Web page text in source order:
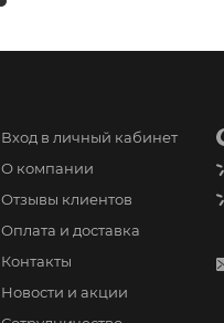
Вход в личный кабинет
О компании
Отзывы клиентов
Оплата и доставка
Контакты
Новости и акции